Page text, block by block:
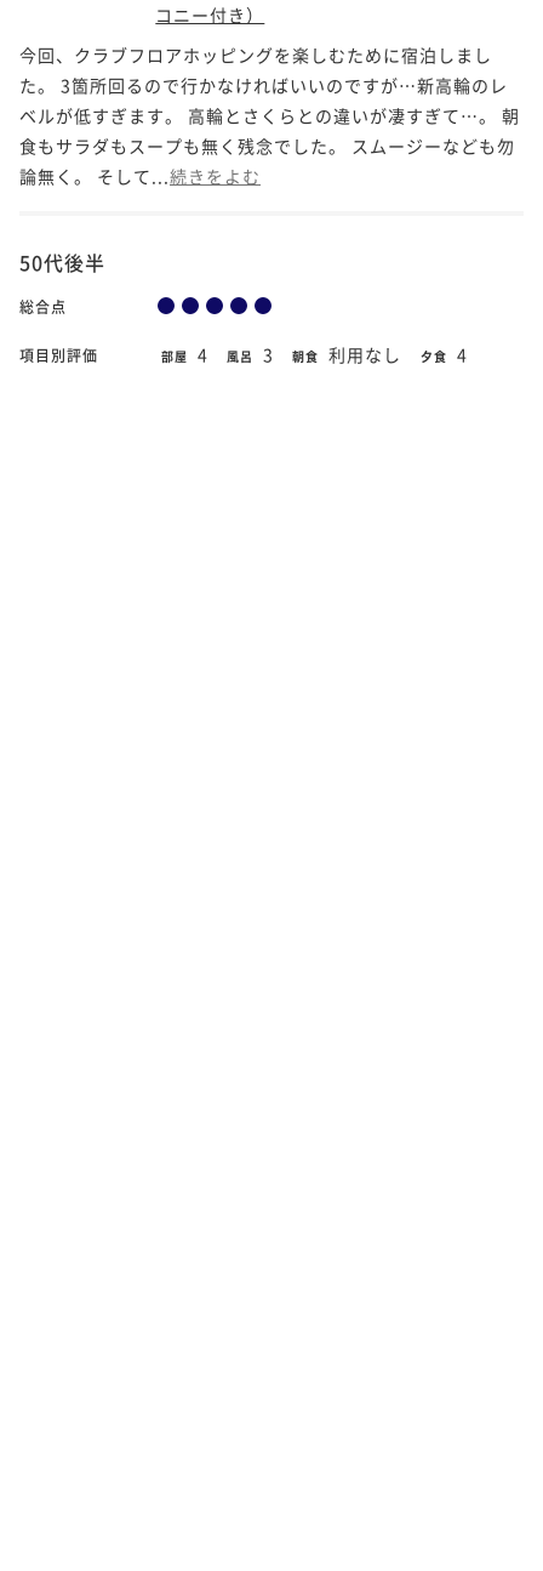
コニー付き）
今回、クラブフロアホッピングを楽しむために宿泊しまし
た。 3箇所回るので行かなければいいのですが…新高輪のレ
ベルが低すぎます。 高輪とさくらとの違いが凄すぎて…。 朝
食もサラダもスープも無く残念でした。 スムージーなども勿
論無く。 そして... 続きをよむ
50代後半
総合点
項目別評価 部屋 4 風呂 3 朝食 利用なし 夕食 4